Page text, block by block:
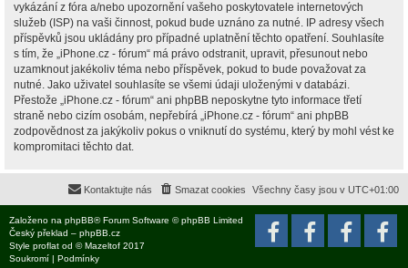
vykázání z fóra a/nebo upozornění vašeho poskytovatele internetových
služeb (ISP) na vaši činnost, pokud bude uznáno za nutné. IP adresy všech
příspěvků jsou ukládány pro případné uplatnění těchto opatření. Souhlasíte
s tím, že „iPhone.cz - fórum“ má právo odstranit, upravit, přesunout nebo
uzamknout jakékoliv téma nebo příspěvek, pokud to bude považovat za
nutné. Jako uživatel souhlasíte se všemi údaji uloženými v databázi.
Přestože „iPhone.cz - fórum“ ani phpBB neposkytne tyto informace třetí
straně nebo cizím osobám, nepřebírá „iPhone.cz - fórum“ ani phpBB
zodpovědnost za jakýkoliv pokus o vniknutí do systému, který by mohl vést ke
kompromitaci těchto dat.
Všechny časy jsou v UTC+01:00
Smazat cookies
Kontaktujte nás
Založeno na phpBB® Forum Software © phpBB Limited
Český překlad – phpBB.cz
Style proflat od ©Mazeltof 2017
Soukromí | Podmínky